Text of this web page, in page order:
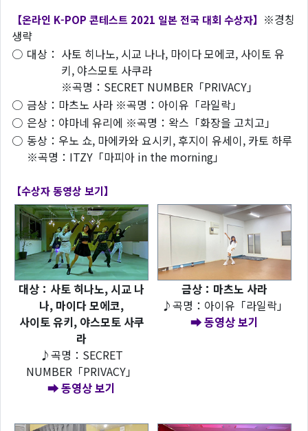
【온라인 K-POP 콘테스트 2021 일본 전국 대회 수상자】 ※경칭
생략
○ 대상： 사토 히나노, 시교 나나, 마이다 모에코, 사이토 유
키, 야스모토 사쿠라
※곡명：SECRET NUMBER「PRIVACY」
○ 금상：마츠노 사라 ※곡명：아이유「라일락」
○ 은상：야마네 유리에 ※곡명：왁스「화장을 고치고」
○ 동상：우노 쇼, 마에카와 요시키, 후지이 유세이, 카토 하루
※곡명：ITZY「마피아 in the morning」
【수상자 동영상 보기】
대상：사토 히나노, 시교 나
나, 마이다 모에코,
사이토 유키, 야스모토 사쿠
라
♪곡명：SECRET
NUMBER「PRIVACY」
➡ 동영상 보기
금상：마츠노 사라
♪곡명：아이유「라일락」
➡ 동영상 보기